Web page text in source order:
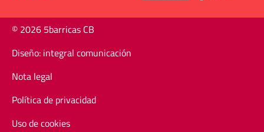
© 2026 5barricas CB
Diseño: integral comunicación
Nota legal
Política de privacidad
Uso de cookies